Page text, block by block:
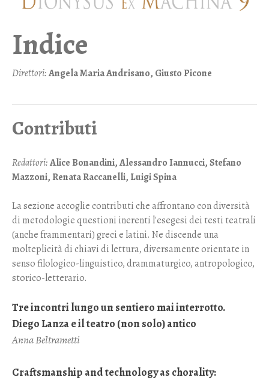
Indice
Direttori:Angela Maria Andrisano, Giusto Picone
Contributi
Redattori:Alice Bonandini, Alessandro Iannucci, Stefano
Mazzoni, Renata Raccanelli, Luigi Spina
La sezione accoglie contributi che affrontano con diversità
di metodologie questioni inerenti l'esegesi dei testi teatrali
(anche frammentari) greci e latini. Ne discende una
molteplicità di chiavi di lettura, diversamente orientate in
senso filologico-linguistico, drammaturgico, antropologico,
storico-letterario.
Tre incontri lungo un sentiero mai interrotto.
Diego Lanza e il teatro (non solo) antico
Anna Beltrametti
Craftsmanship and technology as chorality: